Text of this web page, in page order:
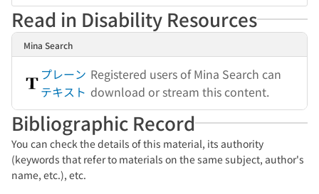
Read in Disability Resources
Mina Search
プレーン
テキスト
Registered users of Mina Search can
download or stream this content.
Bibliographic Record
You can check the details of this material, its authority
(keywords that refer to materials on the same subject, author's
name, etc.), etc.